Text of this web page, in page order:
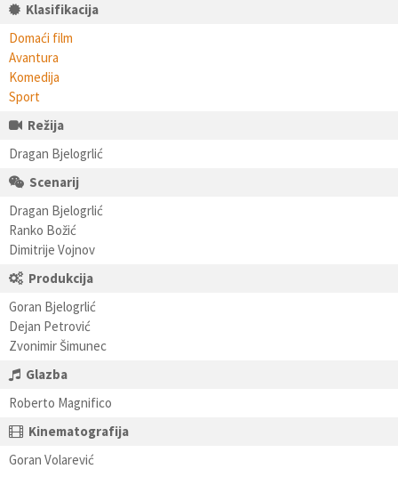
Klasifikacija
Domaći film
Avantura
Komedija
Sport
Režija
Dragan Bjelogrlić
Scenarij
Dragan Bjelogrlić
Ranko Božić
Dimitrije Vojnov
Produkcija
Goran Bjelogrlić
Dejan Petrović
Zvonimir Šimunec
Glazba
Roberto Magnifico
Kinematografija
Goran Volarević